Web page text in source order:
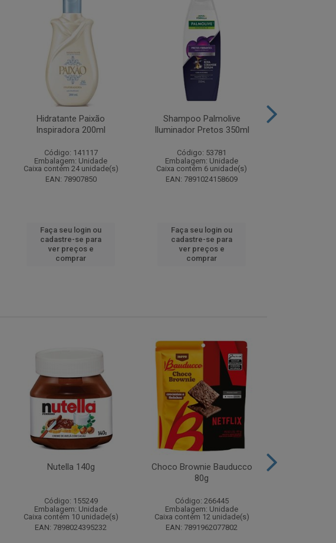
Hidratante Paixão
Inspiradora 200ml
Código: 141117
Embalagem: Unidade
Caixa contém 24 unidade(s)
EAN: 78907850
Faça seu login ou
cadastre-se para
ver preços e
comprar
Shampoo Palmolive
Iluminador Pretos 350ml
Código: 53781
Embalagem: Unidade
Caixa contém 6 unidade(s)
EAN: 7891024158609
Faça seu login ou
cadastre-se para
ver preços e
comprar
Nutella 140g
Código: 155249
Embalagem: Unidade
Caixa contém 10 unidade(s)
EAN: 7898024395232
Choco Brownie Bauducco
80g
Código: 266445
Embalagem: Unidade
Caixa contém 12 unidade(s)
EAN: 7891962077802